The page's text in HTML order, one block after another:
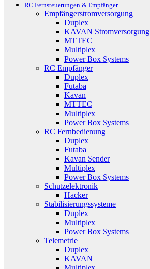
RC Fernsteuerungen & Empfänger
Empfängerstromversorgung
Duplex
KAVAN Stromversorgung
MTTEC
Multiplex
Power Box Systems
RC Empfänger
Duplex
Futaba
Kavan
MTTEC
Multiplex
Power Box Systems
RC Fernbedienung
Duplex
Futaba
Kavan Sender
Multiplex
Power Box Systems
Schutzelektronik
Hacker
Stabilisierungssysteme
Duplex
Multiplex
Power Box Systems
Telemetrie
Duplex
KAVAN